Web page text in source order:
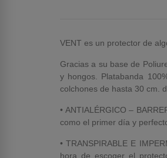
VENT es un protector de
Gracias a su base de
y hongos. Platabanda
colchones de hasta 30 cm.
• ANTIALÉRGICO –
como el primer día y
• TRANSPIRABLE E
hora de escoger el